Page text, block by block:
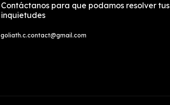
Contáctanos para que podamos resolver tus
inquietudes
goliath.c.contact@gmail.com